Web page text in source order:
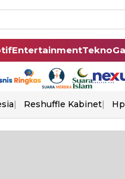
EntertainmentTekno
Reshuffle Kabinet